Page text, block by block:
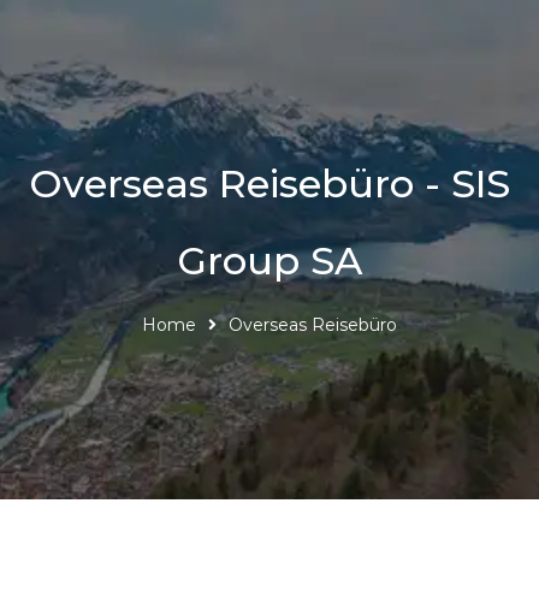
Overseas Reisebüro - SIS
Group SA
Home Overseas Reisebüro